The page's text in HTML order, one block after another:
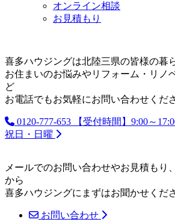
オンライン相談
お見積もり
喜多ハウジングは北陸三県の皆様の暮
お住まいのお悩みやリフォーム・リノ
ど
お電話でもお気軽にお問い合わせくだ
0120-777-653
【受付時間】9:00～
祝日・日曜
メールでのお問い合わせやお見積もり
から
喜多ハウジングにまずはお聞かせくだ
お問い合わせ